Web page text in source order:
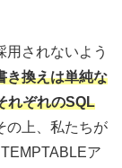
されないよう
き換えは単純な
れぞれのSQL
の上、私たちが
ア